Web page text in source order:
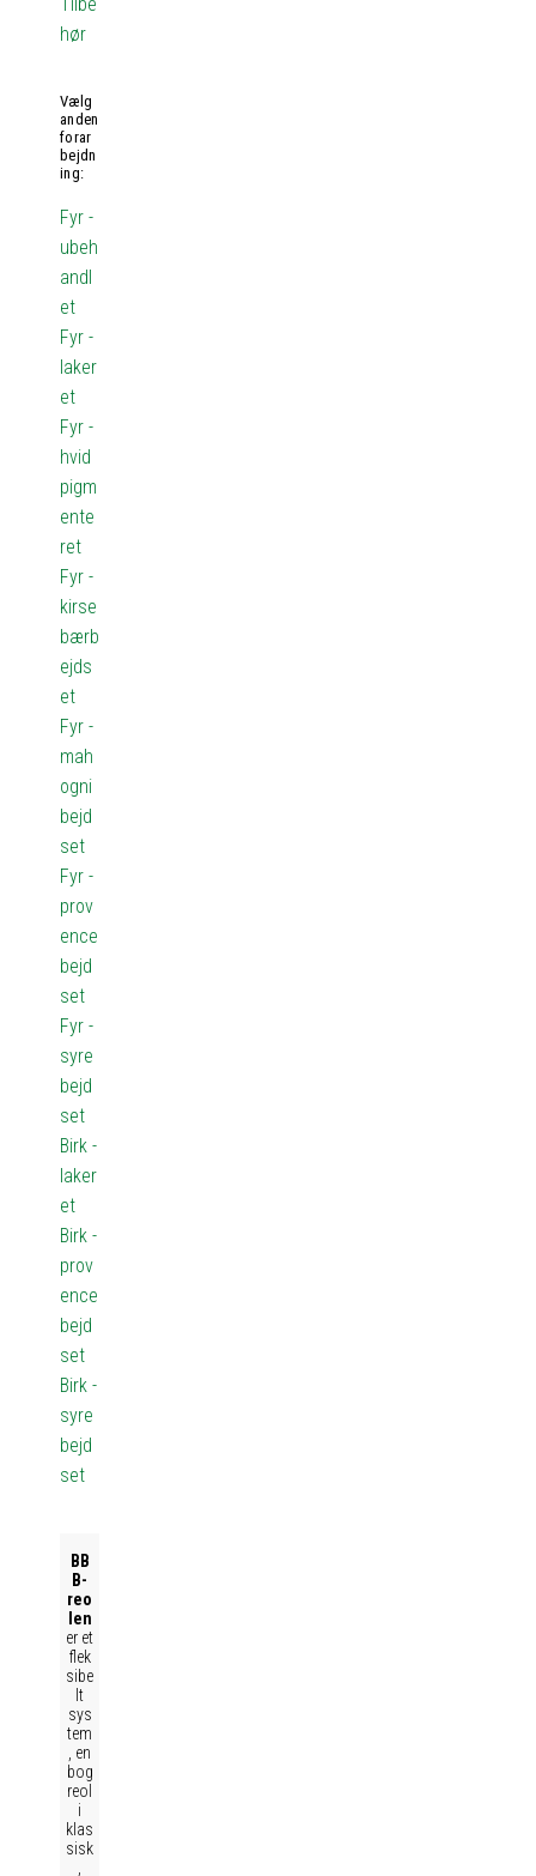
hør
Vælg
anden
forar
bejdn
ing:
Fyr -
ubeh
andl
et
Fyr -
laker
et
Fyr -
hvid
pigm
ente
ret
Fyr -
kirse
bærb
ejds
et
Fyr -
mah
ogni
bejd
set
Fyr -
prov
ence
bejd
set
Fyr -
syre
bejd
set
Birk -
laker
et
Birk -
prov
ence
bejd
set
Birk -
syre
bejd
set
BB
B-
reo
len
er et
flek
sibe
lt
sys
tem
, en
bog
reol
i
klas
sisk